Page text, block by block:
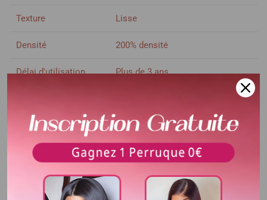
Texture Lisse
Densité 200% densité
Délai d'utilisation Plus de 3 ans
Couleur de dentelle Dentelle transparent
Surface de dentelle 13X4 san colle
Bandes élastique Ajustable